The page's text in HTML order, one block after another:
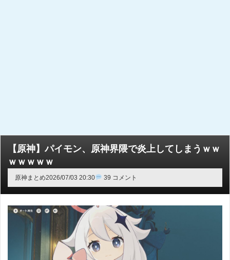
【原神】パイモン、原神界隈で炎上してしまうｗｗ
ｗｗｗｗｗ
原神まとめ2026/07/03 20:30 39 コメント